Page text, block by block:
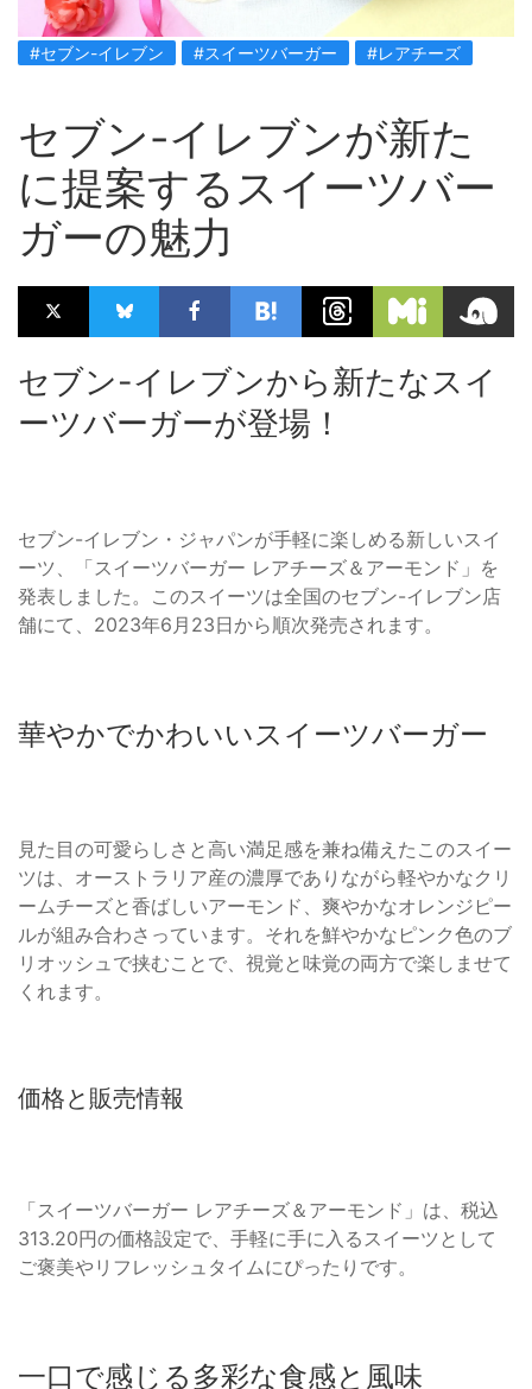
#セブン-イレブン #スイーツバーガー #レアチーズ
セブン-イレブンが新た
に提案するスイーツバー
ガーの魅力
セブン-イレブンから新たなスイ
ーツバーガーが登場！
セブン-イレブン・ジャパンが手軽に楽しめる新しいスイ
ーツ、「スイーツバーガー レアチーズ＆アーモンド」を
発表しました。このスイーツは全国のセブン-イレブン店
舗にて、2023年6月23日から順次発売されます。
華やかでかわいいスイーツバーガー
見た目の可愛らしさと高い満足感を兼ね備えたこのスイー
ツは、オーストラリア産の濃厚でありながら軽やかなクリ
ームチーズと香ばしいアーモンド、爽やかなオレンジピー
ルが組み合わさっています。それを鮮やかなピンク色のブ
リオッシュで挟むことで、視覚と味覚の両方で楽しませて
くれます。
価格と販売情報
「スイーツバーガー レアチーズ＆アーモンド」は、税込
313.20円の価格設定で、手軽に手に入るスイーツとして
ご褒美やリフレッシュタイムにぴったりです。
一口で感じる多彩な食感と風味